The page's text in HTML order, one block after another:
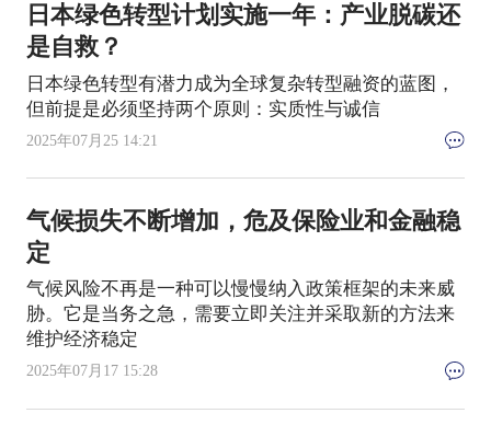
日本绿色转型计划实施一年：产业脱碳还
是自救？
日本绿色转型有潜力成为全球复杂转型融资的蓝图，
但前提是必须坚持两个原则：实质性与诚信
2025年07月25 14:21
气候损失不断增加，危及保险业和金融稳
定
气候风险不再是一种可以慢慢纳入政策框架的未来威
胁。它是当务之急，需要立即关注并采取新的方法来
维护经济稳定
2025年07月17 15:28